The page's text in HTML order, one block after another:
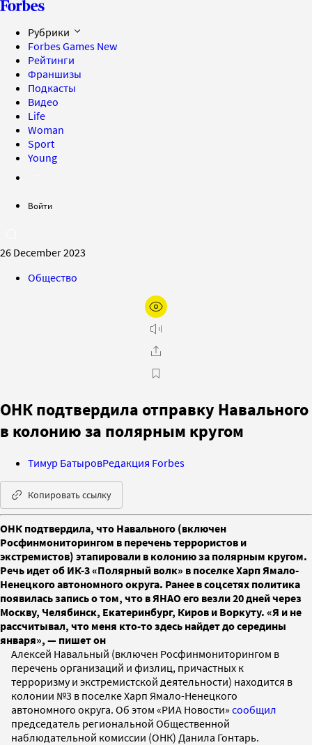
Рубрики
Forbes Games New
Рейтинги
Франшизы
Подкасты
Видео
Life
Woman
Sport
Young
Войти
26 December 2023
Общество
ОНК подтвердила отправку Навального
в колонию за полярным кругом
Тимур БатыровРедакция Forbes
Копировать ссылку
ОНК подтвердила, что Навального (включен
Росфинмониторингом в перечень террористов и
экстремистов) этапировали в колонию за полярным кругом.
Речь идет об ИК-3 «Полярный волк» в поселке Харп Ямало-
Ненецкого автономного округа. Ранее в соцсетях политика
появилась запись о том, что в ЯНАО его везли 20 дней через
Москву, Челябинск, Екатеринбург, Киров и Воркуту. «Я и не
рассчитывал, что меня кто-то здесь найдет до середины
января», — пишет он
Алексей Навальный (включен Росфинмониторингом в
перечень организаций и физлиц, причастных к
терроризму и экстремистской деятельности) находится в
колонии №3 в поселке Харп Ямало-Ненецкого
автономного округа. Об этом «РИА Новости» сообщил
председатель региональной Общественной
наблюдательной комиссии (ОНК) Данила Гонтарь.